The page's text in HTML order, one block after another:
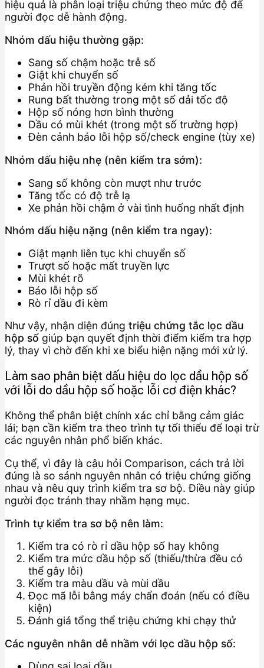
hiệu quả là phân loại triệu chứng theo mức độ để
người đọc dễ hành động.
Nhóm dấu hiệu thường gặp:
Sang số chậm hoặc trễ số
Giật khi chuyển số
Phản hồi truyền động kém khi tăng tốc
Rung bất thường trong một số dải tốc độ
Hộp số nóng hơn bình thường
Dầu có mùi khét (trong một số trường hợp)
Đèn cảnh báo lỗi hộp số/check engine (tùy xe)
Nhóm dấu hiệu nhẹ (nên kiểm tra sớm):
Sang số không còn mượt như trước
Tăng tốc có độ trễ lạ
Xe phản hồi chậm ở vài tình huống nhất định
Nhóm dấu hiệu nặng (nên kiểm tra ngay):
Giật mạnh liên tục khi chuyển số
Trượt số hoặc mất truyền lực
Mùi khét rõ
Báo lỗi hộp số
Rò rỉ dầu đi kèm
Như vậy, nhận diện đúng triệu chứng tắc lọc dầu
hộp số giúp bạn quyết định thời điểm kiểm tra hợp
lý, thay vì chờ đến khi xe biểu hiện nặng mới xử lý.
Làm sao phân biệt dấu hiệu do lọc dầu hộp số
với lỗi do dầu hộp số hoặc lỗi cơ điện khác?
Không thể phân biệt chính xác chỉ bằng cảm giác
lái; bạn cần kiểm tra theo trình tự tối thiểu để loại trừ
các nguyên nhân phổ biến khác.
Cụ thể, vì đây là câu hỏi Comparison, cách trả lời
đúng là so sánh nguyên nhân có triệu chứng giống
nhau và nêu quy trình kiểm tra sơ bộ. Điều này giúp
người đọc tránh thay nhầm hạng mục.
Trình tự kiểm tra sơ bộ nên làm:
Kiểm tra có rò rỉ dầu hộp số hay không
Kiểm tra mức dầu hộp số (thiếu/thừa đều có
thể gây lỗi)
Kiểm tra màu dầu và mùi dầu
Đọc mã lỗi bằng máy chẩn đoán (nếu có điều
kiện)
Đánh giá tổng thể triệu chứng khi chạy thử
Các nguyên nhân dễ nhầm với lọc dầu hộp số: